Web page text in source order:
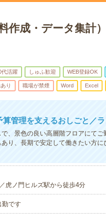
作成・データ集計
代活躍 しゅふ歓迎 WEB登録OK
り 職場が禁煙 Word Excel
管理を支えるおしごと／
、景色の良い高層階フロアにて
り、長期で安定して働きたい方
虎ノ門ヒルズ駅から徒歩4分
です